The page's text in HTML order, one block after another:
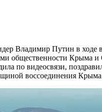
Владимир Путин в ходе
общественности Крыма и
по видеосвязи,
воссоединения Крыма